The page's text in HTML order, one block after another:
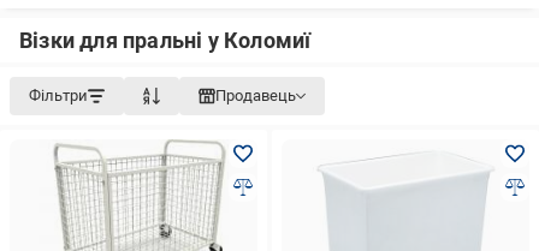
Візки для пральні у Коломиї
Фільтри Продавець